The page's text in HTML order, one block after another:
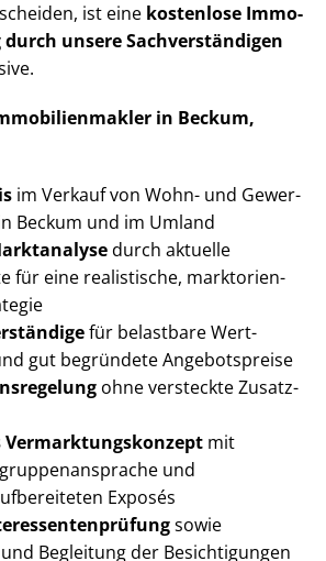
ist eine kostenlose Im­mo­
unsere Sach­ver­stän­di­gen
in Beckum,
im Verkauf von Wohn- und Ge­wer­
Beckum und im Umland
durch aktuelle
für eine realistische, markt­ori­en­
für belastbare Wert­
gut begründete Angebotspreise
ohne versteckte Zu­satz­
Ver­mark­tungs­kon­zept mit
und
Exposés
sowie
Begleitung der Besichtigungen